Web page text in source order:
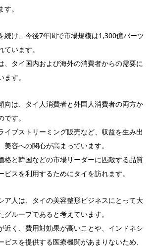
。
続け、今後7年間で市場規模は1,300億バーツ
います。
、タイ国内および海外の消費者からの需要に
す。
向は、タイ人消費者と外国人消費者の両方か
す。
イブストリーミング販売など、収益を生み出
容への関心が高まっています。
格と韓国などの市場リーダーに匹敵する品質
ビスを利用するためにタイを訪れます。
ア人は、タイの美容整形ビジネスにとって大
グループであると考えています。
近く、費用対効果が高いことや、インドネシ
ビスを提供する医療機関があまりないため、